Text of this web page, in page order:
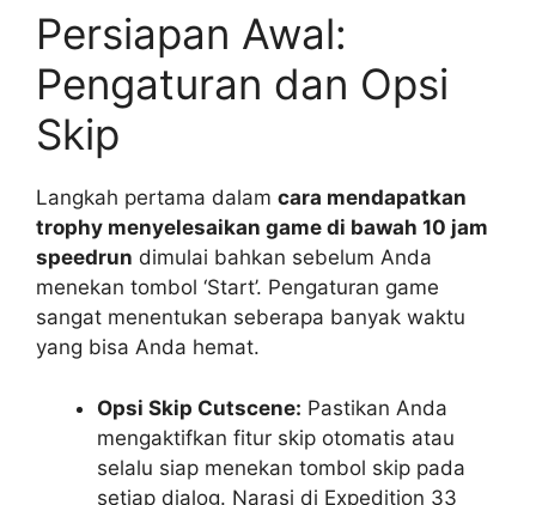
Persiapan Awal:
Pengaturan dan Opsi
Skip
Langkah pertama dalam cara mendapatkan
trophy menyelesaikan game di bawah 10 jam
speedrun dimulai bahkan sebelum Anda
menekan tombol ‘Start’. Pengaturan game
sangat menentukan seberapa banyak waktu
yang bisa Anda hemat.
Opsi Skip Cutscene: Pastikan Anda
mengaktifkan fitur skip otomatis atau
selalu siap menekan tombol skip pada
setiap dialog. Narasi di Expedition 33